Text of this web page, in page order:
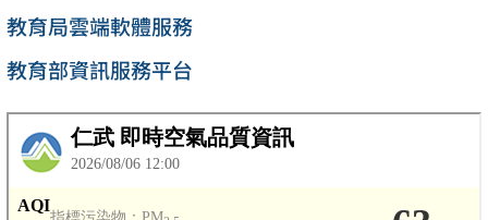
教育局雲端軟體服務
教育部資訊服務平台